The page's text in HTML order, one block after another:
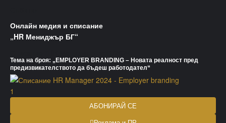
Онлайн медия и списание
„HR Мениджър БГ“
Тема на броя: „EMPLOYER BRANDING – Новата реалност пред
предизвикателството да бъдеш работодател“
АБОНИРАЙ СЕ